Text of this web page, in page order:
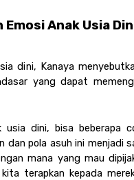
Anak Usia
dini, Kanaya
yang dapat
usia dini, bisa beberapa
dan pola asuh ini menjadi
terapkan kepada